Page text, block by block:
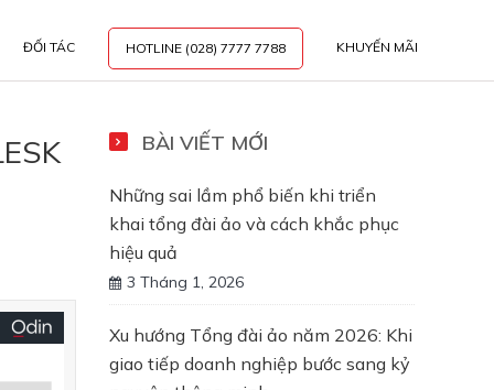
ĐỐI TÁC HOTLINE (028) 7777 7788 KHUYẾN MÃI
BÀI VIẾT MỚI
Những sai lầm phổ biến khi triển
khai tổng đài ảo và cách khắc phục
hiệu quả
3 Tháng 1, 2026
Xu hướng Tổng đài ảo năm 2026: Khi
giao tiếp doanh nghiệp bước sang kỷ